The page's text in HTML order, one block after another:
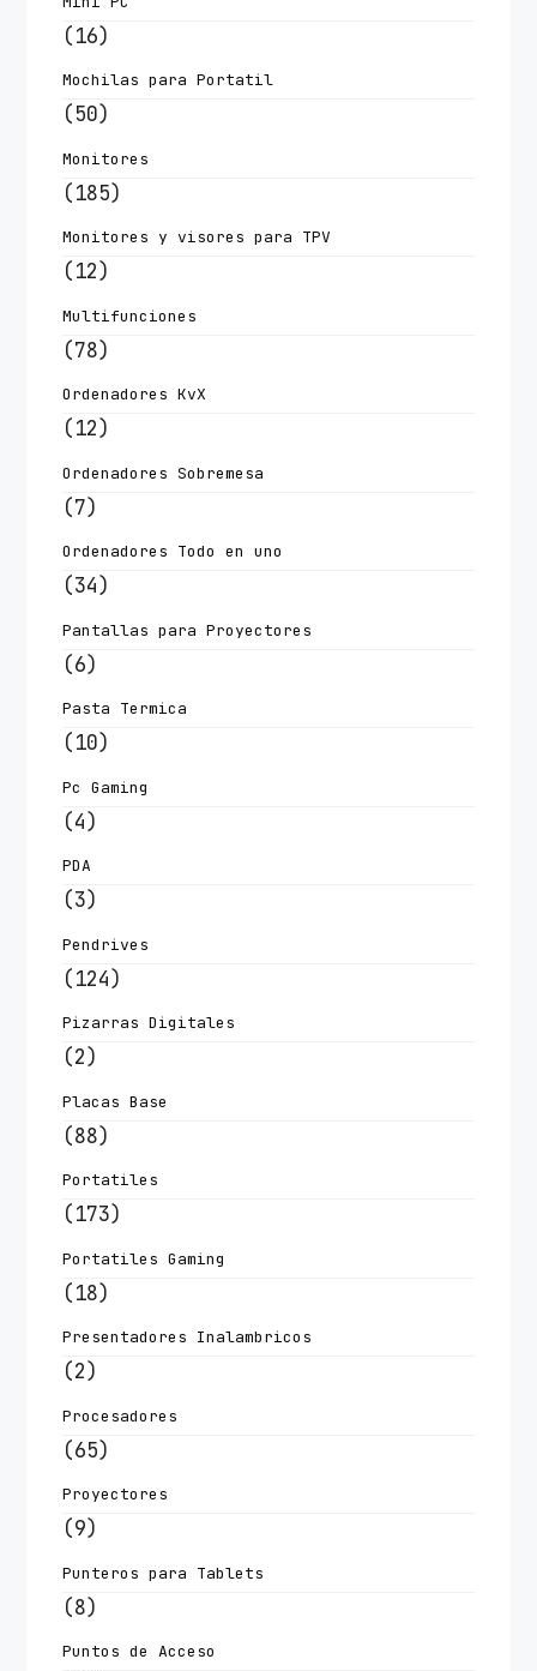
(16)
Mochilas para Portatil
(50)
Monitores
(185)
Monitores y visores para TPV
(12)
Multifunciones
(78)
Ordenadores KvX
(12)
Ordenadores Sobremesa
(7)
Ordenadores Todo en uno
(34)
Pantallas para Proyectores
(6)
Pasta Termica
(10)
Pc Gaming
(4)
PDA
(3)
Pendrives
(124)
Pizarras Digitales
(2)
Placas Base
(88)
Portatiles
(173)
Portatiles Gaming
(18)
Presentadores Inalambricos
(2)
Procesadores
(65)
Proyectores
(9)
Punteros para Tablets
(8)
Puntos de Acceso